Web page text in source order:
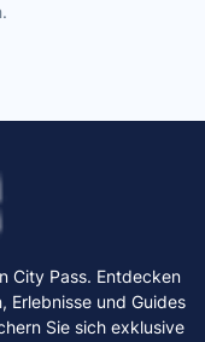
City Pass. Entdecken
Erlebnisse und Guides
Sie sich exklusive